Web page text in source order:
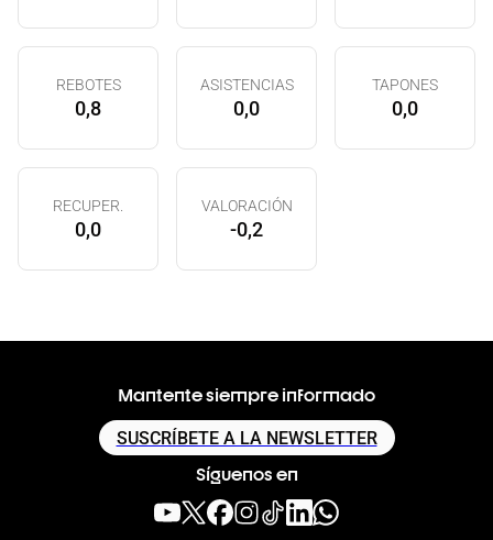
REBOTES
0,8
ASISTENCIAS
0,0
TAPONES
0,0
RECUPER.
0,0
VALORACIÓN
-0,2
Mantente siempre informado
SUSCRÍBETE A LA NEWSLETTER
Síguenos en